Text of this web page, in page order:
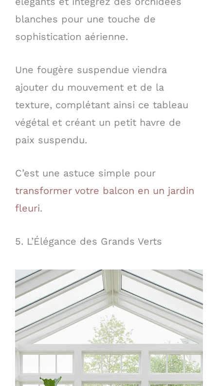
blanches pour une touche de
sophistication aérienne.
Une fougère suspendue viendra
ajouter du mouvement et de la
texture, complétant ainsi ce tableau
végétal et créant un petit havre de
paix suspendu.
C’est une astuce simple pour
transformer votre balcon en un jardin
fleuri.
5. L’Élégance des Grands Verts